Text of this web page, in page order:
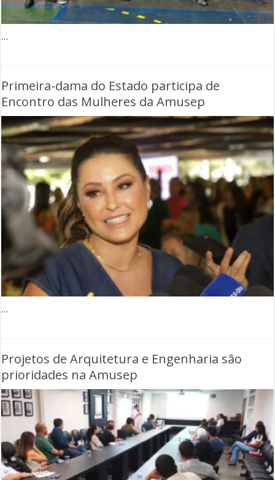
…
Primeira-dama do Estado participa de
Encontro das Mulheres da Amusep
…
Projetos de Arquitetura e Engenharia são
prioridades na Amusep